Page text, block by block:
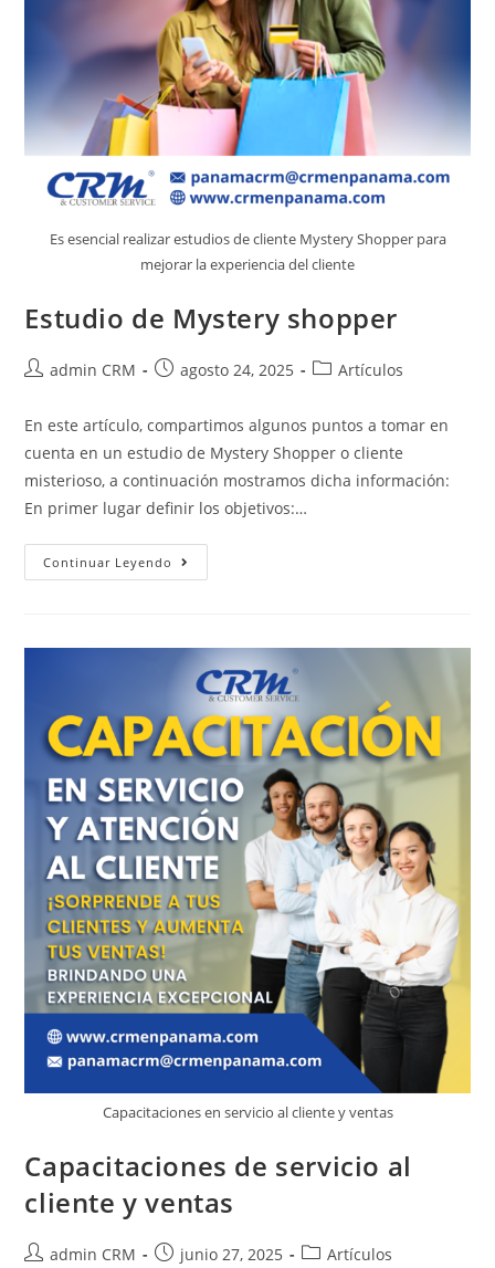
Es esencial realizar estudios de cliente Mystery Shopper para
mejorar la experiencia del cliente
Estudio de Mystery shopper
admin CRM agosto 24, 2025 Artículos
En este artículo, compartimos algunos puntos a tomar en
cuenta en un estudio de Mystery Shopper o cliente
misterioso, a continuación mostramos dicha información:
En primer lugar definir los objetivos:…
Continuar Leyendo
Capacitaciones en servicio al cliente y ventas
Capacitaciones de servicio al
cliente y ventas
admin CRM junio 27, 2025 Artículos